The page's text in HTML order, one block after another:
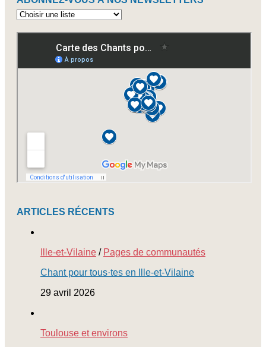
Abonnez-
à
newsletters
ARTICLES RÉCENTS
Ille-et-Vilaine / Pages de communautés
Chant pour tous·tes en Ille-et-Vilaine
29 avril 2026
Toulouse et environs